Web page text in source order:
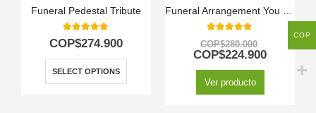
Funeral Pedestal Tribute
5.00out of 5
COP$274.900
SELECT OPTIONS
5.00
COP$280.000
COP$224.900
Ver producto
COP